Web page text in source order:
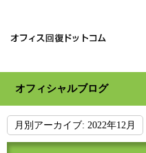
オフィシャルブログ
月別アーカイブ: 2022年12月